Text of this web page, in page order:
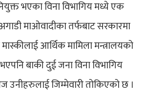
भएका विना विभागिय मध्ये एक
माओवादीका तर्फबाट सरकारमा
आर्थिक मामिला मन्त्रालयको
बाकी दुई जना विना विभागिय
जिम्मेवारी तोकिएको छ ।